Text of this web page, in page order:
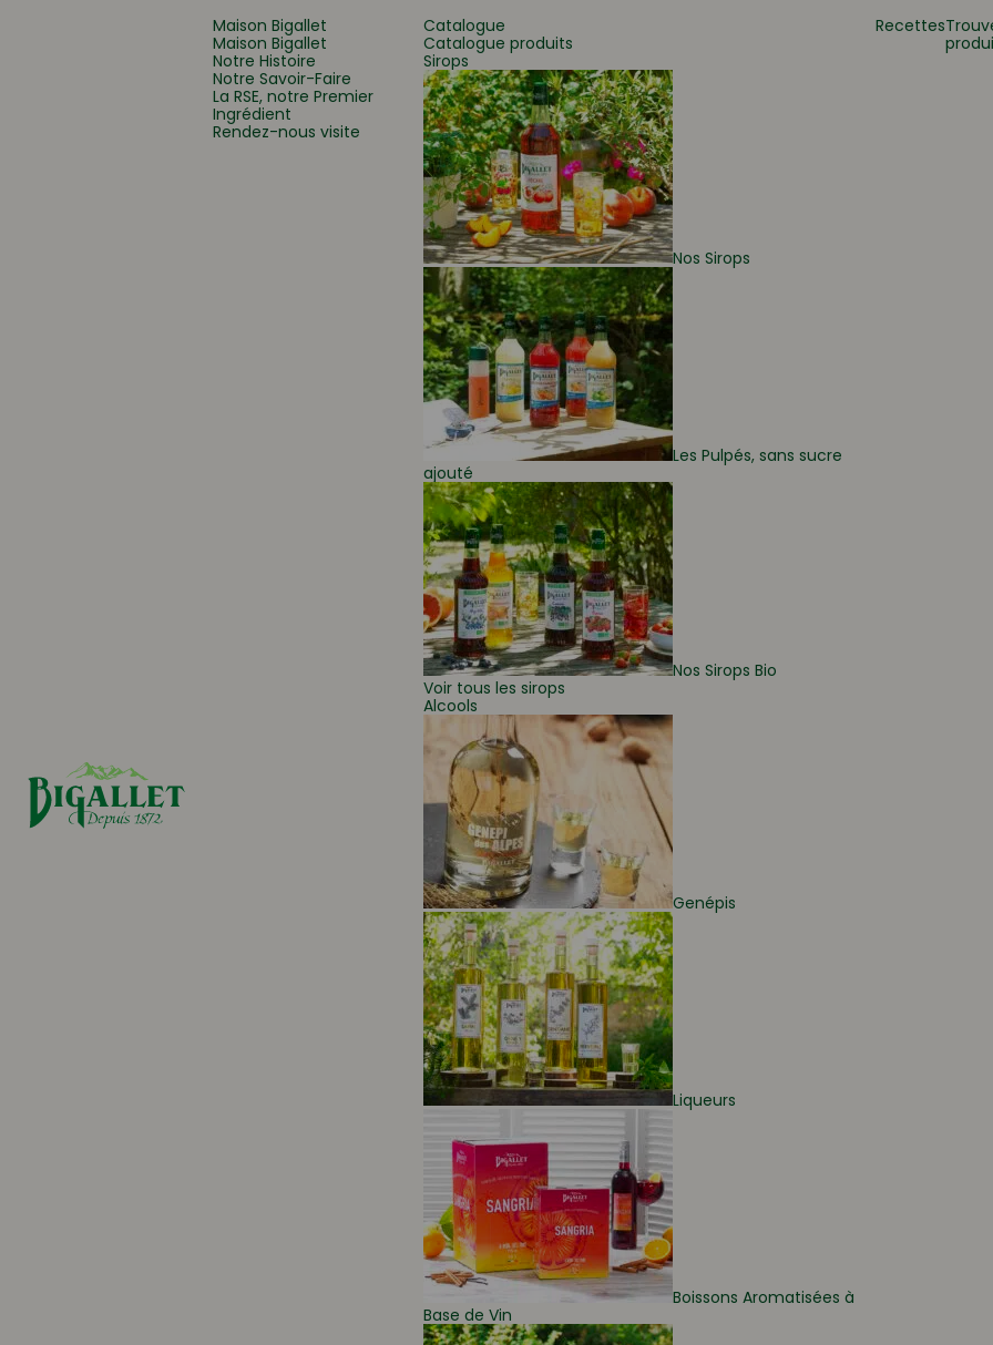
Maison Bigallet
Maison Bigallet
Notre Histoire
Notre Savoir-Faire
La RSE, notre Premier
Ingrédient
Rendez-nous visite
Catalogue
Catalogue produits
Sirops
Nos Sirops
Les Pulpés, sans sucre
ajouté
Nos Sirops Bio
Voir tous les sirops
Alcools
Genépis
Liqueurs
Boissons Aromatisées à
Base de Vin
Recettes
Que recherchez-vous ?